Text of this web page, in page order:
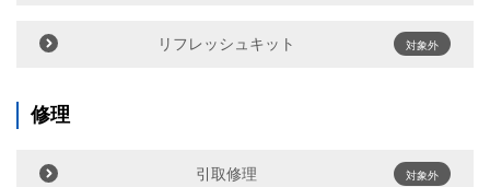
リフレッシュキット 対象外
修理
引取修理 対象外